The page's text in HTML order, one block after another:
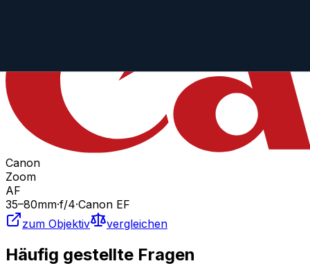
Canon
Zoom
AF
35–80mm·f/4·Canon EF
zum Objektiv
vergleichen
Häufig gestellte Fragen